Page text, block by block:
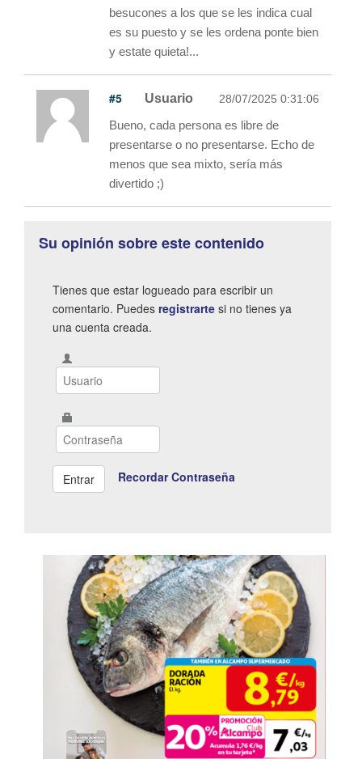
besucones a los que se les indica cual
es su puesto y se les ordena ponte bien
y estate quieta!...
#5 Usuario 28/07/2025 0:31:06
Bueno, cada persona es libre de
presentarse o no presentarse. Echo de
menos que sea mixto, sería más
divertido ;)
Su opinión sobre este contenido
Tienes que estar logueado para escribir un
comentario. Puedes registrarte si no tienes ya
una cuenta creada.
Recordar Contraseña